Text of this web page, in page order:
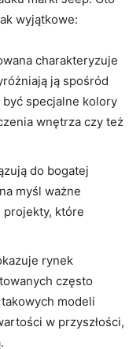
wyjątkowe:
charakteryzuje
ją spośród
specjalne kolory
wnętrza czy też
do bogatej
myśl ważne
projekty, które
rynek
często
modeli
w przyszłości,